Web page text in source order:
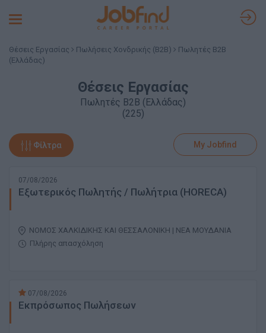
Toggle
Θέσεις Εργασίας Πωλήσεις Χονδρικής (B2B)
Πωλητές B2B
(Ελλάδας)
Θέσεις Εργασίας
Πωλητές B2B (Ελλάδας)
(225)
Φίλτρα My Jobfind
07/08/2026
Εξωτερικός Πωλητής / Πωλήτρια (HORECA)
ΝΟΜΟΣ ΧΑΛΚΙΔΙΚΗΣ ΚΑΙ ΘΕΣΣΑΛΟΝΙΚΗ | ΝΕΑ ΜΟΥΔΑΝΙΑ
Πλήρης απασχόληση
07/08/2026
Εκπρόσωπος Πωλήσεων